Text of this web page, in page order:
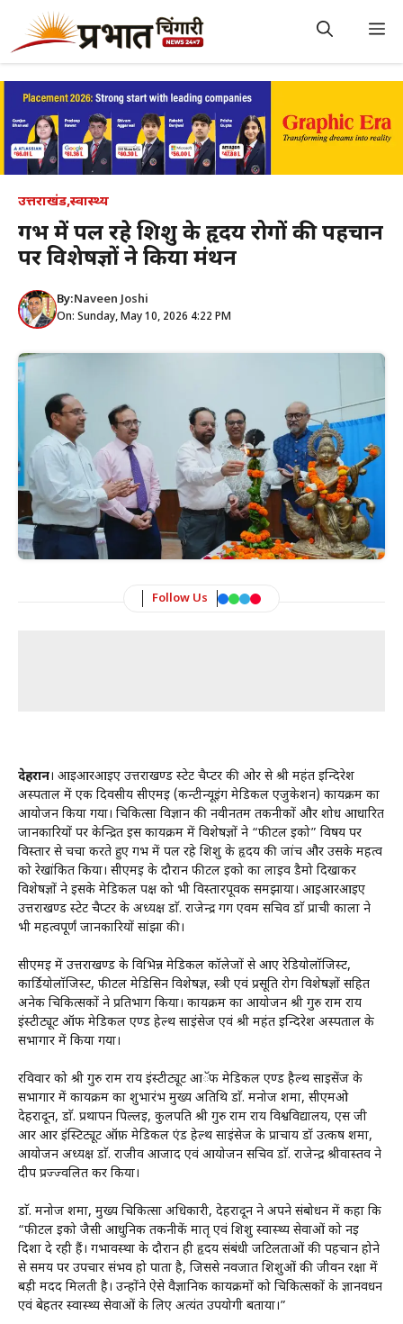
content
उत्तराखंड,स्वास्थ्य
गर्भ में पल रहे शिशु के हृदय रोगों की पहचान
पर विशेषज्ञों ने किया मंथन
By:Naveen Joshi
On: Sunday, May 10, 2026 4:22 PM
Follow Us
देहरादून। आईआरआईए उत्तराखण्ड स्टेट चैप्टर की ओर से श्री महंत इन्दिरेश
अस्पताल में एक दिवसीय सीएमई (कन्टीन्यूइंग मेडिकल एजुकेशन) कार्यक्रम का
आयोजन किया गया। चिकित्सा विज्ञान की नवीनतम तकनीकों और शोध आधारित
जानकारियों पर केन्द्रित इस कार्यक्रम में विशेषज्ञों ने “फीटल ईको” विषय पर
विस्तार से चर्चा करते हुए गर्भ में पल रहे शिशु के हृदय की जांच और उसके महत्व
को रेखांकित किया। सीएमई के दौरान फीटल ईको का लाइव डैमो दिखाकर
विशेषज्ञों ने इसके मेडिकल पक्ष को भी विस्तारपूर्वक समझाया। आईआरआईए
उत्तराखण्ड स्टेट चैप्टर के अध्यक्ष डाॅ. राजेन्द्र गर्ग एवम सचिव डाॅ प्राची काला ने
भी महत्वपूर्णं जानकारियों सांझा की।
सीएमई में उत्तराखण्ड के विभिन्न मेडिकल कॉलेजों से आए रेडियोलॉजिस्ट,
कार्डियोलॉजिस्ट, फीटल मेडिसिन विशेषज्ञ, स्त्री एवं प्रसूति रोग विशेषज्ञों सहित
अनेक चिकित्सकों ने प्रतिभाग किया। कार्यक्रम का आयोजन श्री गुरु राम राय
इंस्टीट्यूट ऑफ मेडिकल एण्ड हेल्थ साइंसेज एवं श्री महंत इन्दिरेश अस्पताल के
सभागार में किया गया।
रविवार को श्री गुरु राम राय इंस्टीट्यूट आॅफ मेडिकल एण्ड हैल्थ साइसेंज के
सभागार में कार्यक्रम का शुभारंभ मुख्य अतिथि डाॅ. मनोज शर्मा, सीएमओ
देहरादून, डाॅ. प्रथापन पिल्लई, कुलपति श्री गुरु राम राय विश्वविद्यालय, एस जी
आर आर इंस्टिट्यूट ऑफ़ मेडिकल एंड हेल्थ साईंसेज के प्राचार्य डॉ उत्कर्ष शर्मा,
आयोजन अध्यक्ष डाॅ. राजीव आजाद एवं आयोजन सचिव डाॅ. राजेन्द्र श्रीवास्तव ने
दीप प्रज्ज्वलित कर किया।
डाॅ. मनोज शर्मा, मुख्य चिकित्सा अधिकारी, देहरादून ने अपने संबोधन में कहा कि
“फीटल ईको जैसी आधुनिक तकनीकें मातृ एवं शिशु स्वास्थ्य सेवाओं को नई
दिशा दे रही हैं। गर्भावस्था के दौरान ही हृदय संबंधी जटिलताओं की पहचान होने
से समय पर उपचार संभव हो पाता है, जिससे नवजात शिशुओं की जीवन रक्षा में
बड़ी मदद मिलती है। उन्होंने ऐसे वैज्ञानिक कार्यक्रमों को चिकित्सकों के ज्ञानवर्धन
एवं बेहतर स्वास्थ्य सेवाओं के लिए अत्यंत उपयोगी बताया।”